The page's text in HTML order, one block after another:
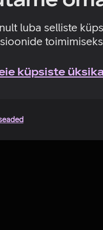
luba selliste
küpsiste